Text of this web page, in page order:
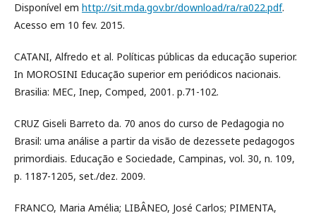
Disponível em http://sit.mda.gov.br/download/ra/ra022.pdf.
Acesso em 10 fev. 2015.
CATANI, Alfredo et al. Políticas públicas da educação superior.
In MOROSINI Educação superior em periódicos nacionais.
Brasilia: MEC, Inep, Comped, 2001. p.71-102.
CRUZ Giseli Barreto da. 70 anos do curso de Pedagogia no
Brasil: uma análise a partir da visão de dezessete pedagogos
primordiais. Educação e Sociedade, Campinas, vol. 30, n. 109,
p. 1187-1205, set./dez. 2009.
FRANCO, Maria Amélia; LIBÂNEO, José Carlos; PIMENTA,